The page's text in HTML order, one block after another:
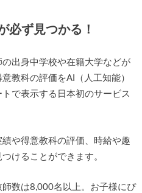
必ず見つかる！
出身中学校や在籍大学などが
教科の評価をAI（人工知能）
で表示する日本初のサービス
や得意教科の評価、時給や趣
けることができます。
数は8,000名以上。お子様にぴ